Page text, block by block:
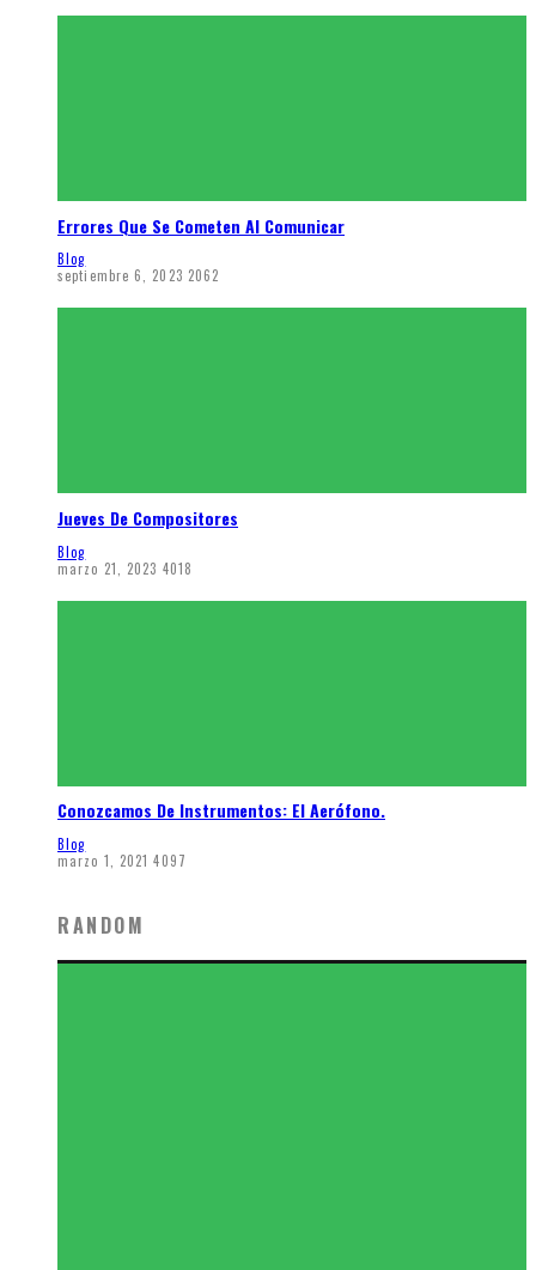
Errores Que Se Cometen Al Comunicar
Blog
septiembre 6, 2023 2062
Jueves De Compositores
Blog
marzo 21, 2023 4018
Conozcamos De Instrumentos: El Aerófono.
Blog
marzo 1, 2021 4097
RANDOM